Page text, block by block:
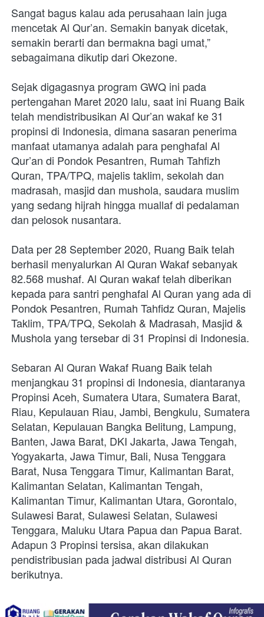
Sangat bagus kalau ada perusahaan lain juga
mencetak Al Qur’an. Semakin banyak dicetak,
semakin berarti dan bermakna bagi umat,”
sebagaimana dikutip dari Okezone.
Sejak digagasnya program GWQ ini pada
pertengahan Maret 2020 lalu, saat ini Ruang Baik
telah mendistribusikan Al Qur’an wakaf ke 31
propinsi di Indonesia, dimana sasaran penerima
manfaat utamanya adalah para penghafal Al
Qur’an di Pondok Pesantren, Rumah Tahfizh
Quran, TPA/TPQ, majelis taklim, sekolah dan
madrasah, masjid dan mushola, saudara muslim
yang sedang hijrah hingga muallaf di pedalaman
dan pelosok nusantara.
Data per 28 September 2020, Ruang Baik telah
berhasil menyalurkan Al Quran Wakaf sebanyak
82.568 mushaf. Al Quran wakaf telah diberikan
kepada para santri penghafal Al Quran yang ada di
Pondok Pesantren, Rumah Tahfidz Quran, Majelis
Taklim, TPA/TPQ, Sekolah & Madrasah, Masjid &
Mushola yang tersebar di 31 Propinsi di Indonesia.
Sebaran Al Quran Wakaf Ruang Baik telah
menjangkau 31 propinsi di Indonesia, diantaranya
Propinsi Aceh, Sumatera Utara, Sumatera Barat,
Riau, Kepulauan Riau, Jambi, Bengkulu, Sumatera
Selatan, Kepulauan Bangka Belitung, Lampung,
Banten, Jawa Barat, DKI Jakarta, Jawa Tengah,
Yogyakarta, Jawa Timur, Bali, Nusa Tenggara
Barat, Nusa Tenggara Timur, Kalimantan Barat,
Kalimantan Selatan, Kalimantan Tengah,
Kalimantan Timur, Kalimantan Utara, Gorontalo,
Sulawesi Barat, Sulawesi Selatan, Sulawesi
Tenggara, Maluku Utara Papua dan Papua Barat.
Adapun 3 Propinsi tersisa, akan dilakukan
pendistribusian pada jadwal distribusi Al Quran
berikutnya.